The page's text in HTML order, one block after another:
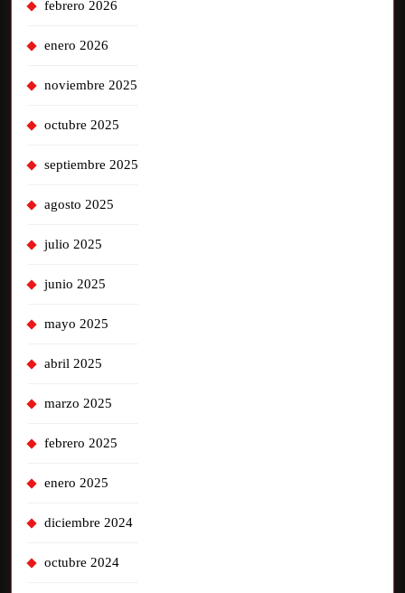
febrero 2026
enero 2026
noviembre 2025
octubre 2025
septiembre 2025
agosto 2025
julio 2025
junio 2025
mayo 2025
abril 2025
marzo 2025
febrero 2025
enero 2025
diciembre 2024
octubre 2024